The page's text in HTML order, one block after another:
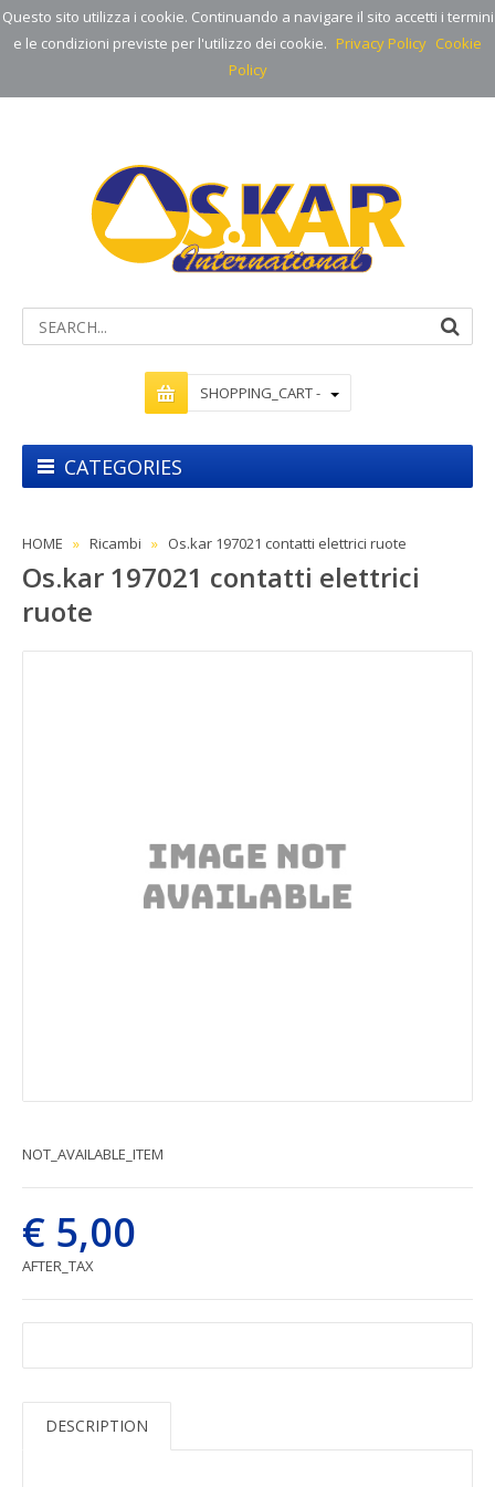
Questo sito utilizza i cookie. Continuando a navigare il sito accetti i termini
e le condizioni previste per l'utilizzo dei cookie. Privacy Policy Cookie
Policy
SHOPPING_CART -
CATEGORIES
HOME Ricambi Os.kar 197021 contatti elettrici ruote
Os.kar 197021 contatti elettrici
ruote
NOT_AVAILABLE_ITEM
€ 5,00
AFTER_TAX
DESCRIPTION